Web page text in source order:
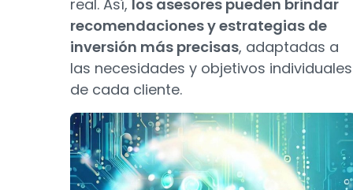
real. Así, los asesores pueden brindar
recomendaciones y estrategias de
inversión más precisas, adaptadas a
las necesidades y objetivos individuales
de cada cliente.